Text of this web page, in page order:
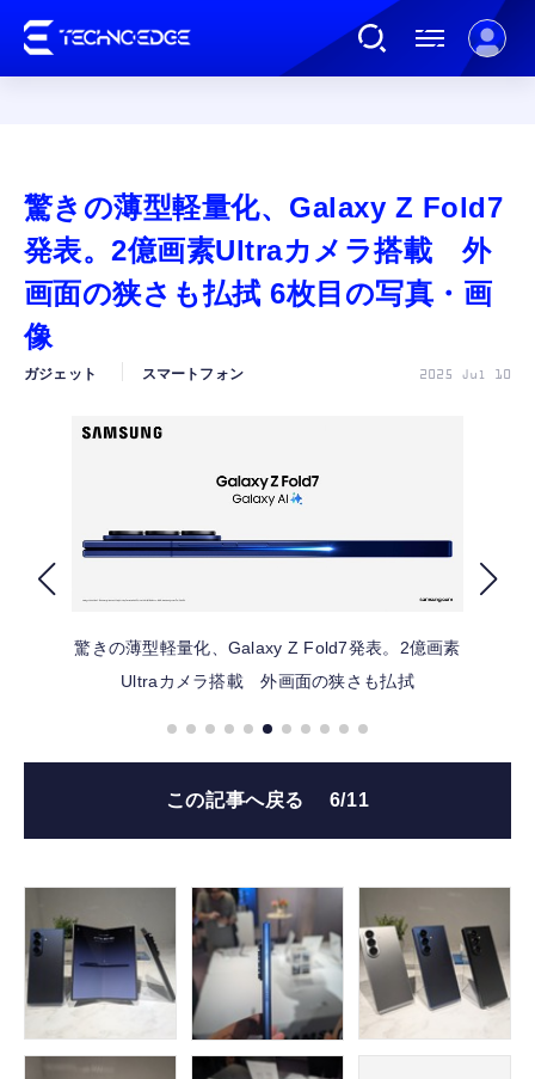
ガジェット
ゲーム
公式ストア
驚きの薄型軽量化、Galaxy Z Fold7
発表。2億画素Ultraカメラ搭載 外
画面の狭さも払拭 6枚目の写真・画
像
ガジェット スマートフォン 2025 Jul 10
驚きの薄型軽量化、Galaxy Z Fold7発表。2億画素
Ultraカメラ搭載 外画面の狭さも払拭
この記事へ戻る 6/11